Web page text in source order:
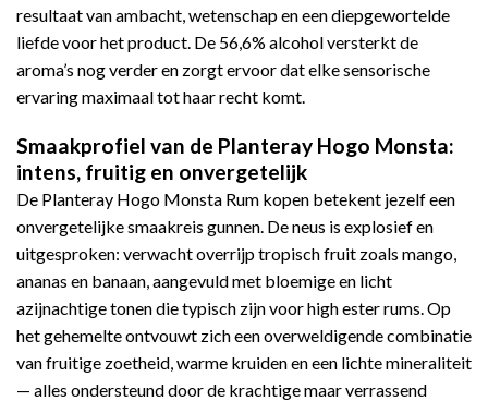
resultaat van ambacht, wetenschap en een diepgewortelde
liefde voor het product. De 56,6% alcohol versterkt de
aroma’s nog verder en zorgt ervoor dat elke sensorische
ervaring maximaal tot haar recht komt.
Smaakprofiel van de Planteray Hogo Monsta:
intens, fruitig en onvergetelijk
De Planteray Hogo Monsta Rum kopen betekent jezelf een
onvergetelijke smaakreis gunnen. De neus is explosief en
uitgesproken: verwacht overrijp tropisch fruit zoals mango,
ananas en banaan, aangevuld met bloemige en licht
azijnachtige tonen die typisch zijn voor high ester rums. Op
het gehemelte ontvouwt zich een overweldigende combinatie
van fruitige zoetheid, warme kruiden en een lichte mineraliteit
— alles ondersteund door de krachtige maar verrassend